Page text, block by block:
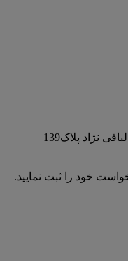
نژاد پلاک139